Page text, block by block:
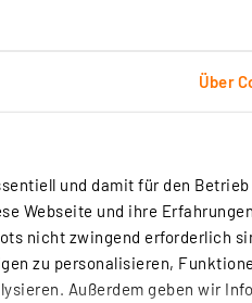
Über
und damit für den Betrieb
Webseite und ihre
nicht zwingend erforderlich
zu personalisieren,
Außerdem geben wir